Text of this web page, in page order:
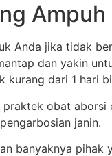
Ampuh
Anda jika tidak
dan yakin
dari 1 hari
obat aborsi
janin.
banyaknya pihak